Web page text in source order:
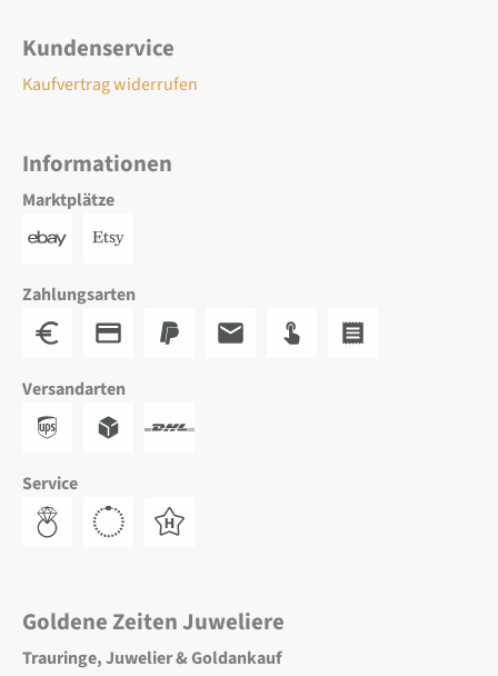
Kundenservice
Kaufvertrag widerrufen
Informationen
Marktplätze
Zahlungsarten
Versandarten
Service
Goldene Zeiten Juweliere
Trauringe, Juwelier & Goldankauf